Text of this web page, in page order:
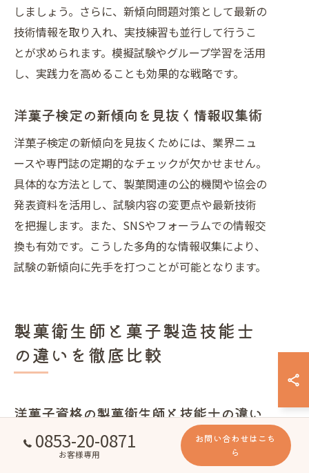
しましょう。さらに、新傾向問題対策として最新の
技術情報を取り入れ、実技練習も並行して行うこ
とが求められます。模擬試験やグループ学習を活用
し、実践力を高めることも効果的な戦略です。
洋菓子検定の新傾向を見抜く情報収集術
洋菓子検定の新傾向を見抜くためには、業界ニュ
ースや専門誌の定期的なチェックが欠かせません。
具体的な方法として、製菓関連の公的機関や協会の
発表資料を活用し、試験内容の変更点や最新技術
を把握します。また、SNSやフォーラムでの情報交
換も有効です。こうした多角的な情報収集により、
試験の新傾向に先手を打つことが可能となります。
製菓衛生師と菓子製造技能士
の違いを徹底比較
洋菓子資格の製菓衛生師と技能士の違い
洋菓子資格には主に製菓衛生師と技能士があり、そ
れぞれの役割と試験内容に明確な違いがあります。
0853-20-0871
お客様専用
お問い合わせはこち
ら